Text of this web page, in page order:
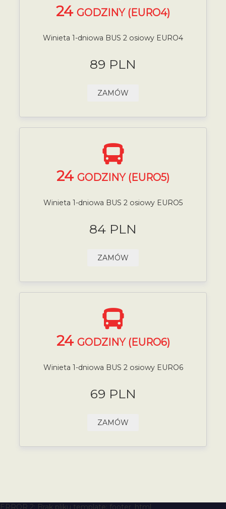
24 GODZINY (EURO4)
Winieta 1-dniowa BUS 2 osiowy EURO4
89 PLN
ZAMÓW
24 GODZINY (EURO5)
Winieta 1-dniowa BUS 2 osiowy EURO5
84 PLN
ZAMÓW
24 GODZINY (EURO6)
Winieta 1-dniowa BUS 2 osiowy EURO6
69 PLN
ZAMÓW
ERROR 2: Brak pliku template: footer_html